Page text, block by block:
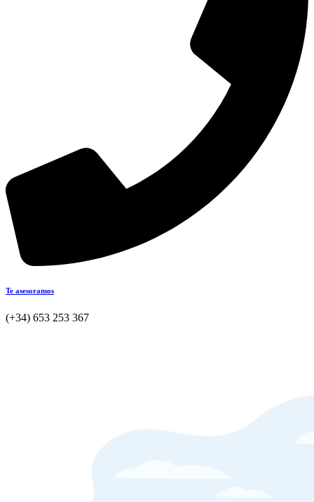
Te asesoramos
(+34) 653 253 367